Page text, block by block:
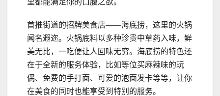
首推街道的招牌美食店——海底捞，这里的火锅
闻名遐迩。火锅底料以多种珍贵中草药入味，鲜
美无比，一吃便让人回味无穷。海底捞的特色还
在于全新的服务体验，比如等位买麻辣味的玩
偶、免费的手打面、可爱的泡面发卡等等，让你
在美食的同时也能享受到特别的服务。